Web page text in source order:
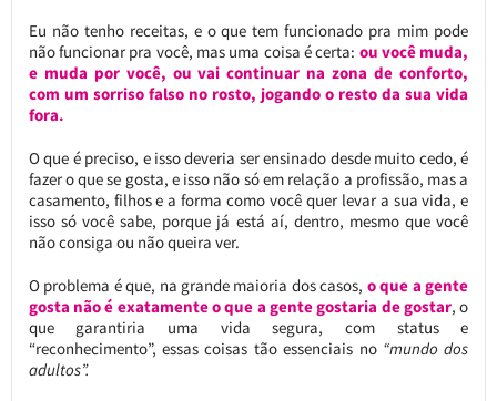
Eu não tenho receitas, e o que tem funcionado pra mim pode
não funcionar pra você, mas uma coisa é certa: ou você muda,
e muda por você, ou vai continuar na zona de conforto,
com um sorriso falso no rosto, jogando o resto da sua vida
fora.
O que é preciso, e isso deveria ser ensinado desde muito cedo, é
fazer o que se gosta, e isso não só em relação a profissão, mas a
casamento, filhos e a forma como você quer levar a sua vida, e
isso só você sabe, porque já está aí, dentro, mesmo que você
não consiga ou não queira ver.
O problema é que, na grande maioria dos casos, o que a gente
gosta não é exatamente o que a gente gostaria de gostar, o
que garantiria uma vida segura, com status e
“reconhecimento”, essas coisas tão essenciais no“mundo dos
adultos”.